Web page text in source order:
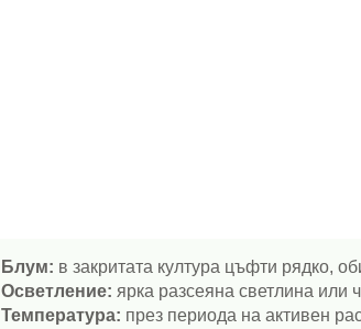
Блум: в закритата култура цъфти рядко,
Осветление: ярка разсеяна светлина или
Температура: през периода на активен